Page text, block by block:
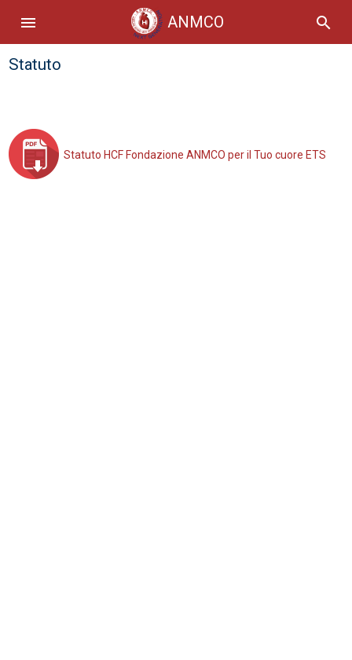
menu ANMCO search
Statuto
Statuto HCF Fondazione ANMCO per il Tuo cuore ETS